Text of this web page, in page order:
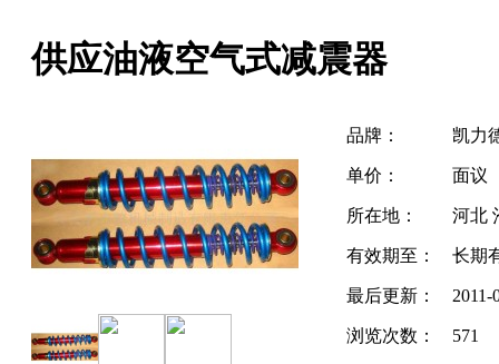
供应油液空气式减震器
品牌： 凯力
单价： 面议
所在地： 河北
有效期至： 长期
最后更新： 2011-
浏览次数： 571